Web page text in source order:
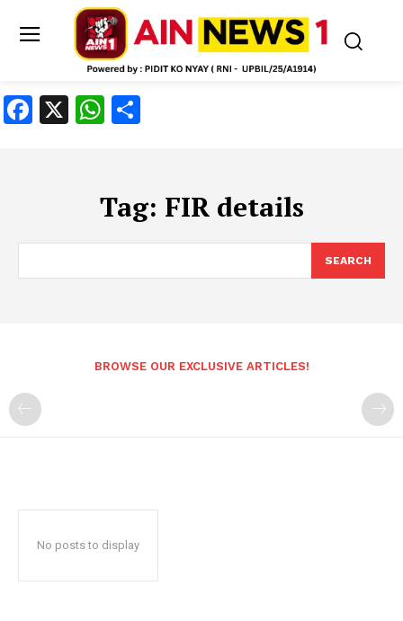
Facebook
X WhatsApp
Tag: FIR details
SEARCH
BROWSE OUR EXCLUSIVE ARTICLES!
No posts to display